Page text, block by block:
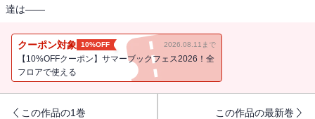
達は――
クーポン対象 10%OFF 2026.08.11まで
【10%OFFクーポン】サマーブックフェス2026！全
フロアで使える
この作品の1巻 この作品の最新巻